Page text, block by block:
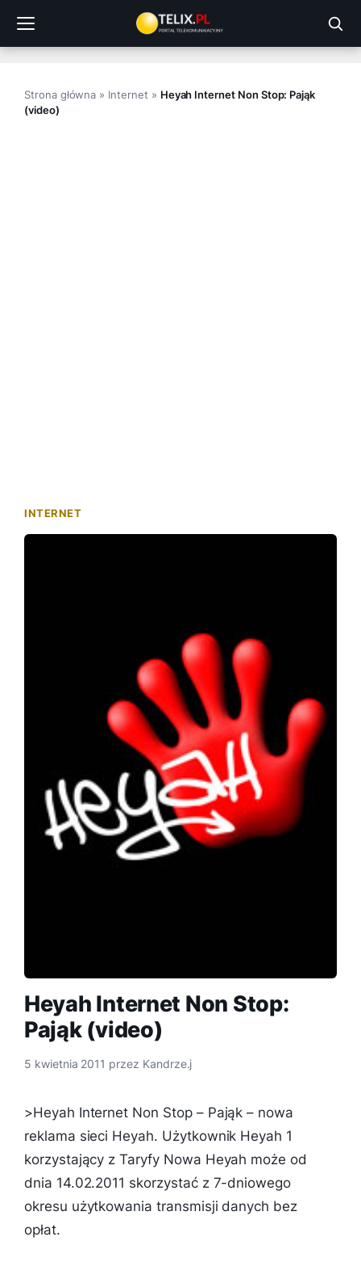
treści
Strona główna » Internet » Heyah Internet Non Stop: Pająk
(video)
INTERNET
Heyah Internet Non Stop:
Pająk (video)
5 kwietnia 2011 przez Kandrze.j
>Heyah Internet Non Stop – Pająk – nowa
reklama sieci Heyah. Użytkownik Heyah 1
korzystający z Taryfy Nowa Heyah może od
dnia 14.02.2011 skorzystać z 7-dniowego
okresu użytkowania transmisji danych bez
opłat.